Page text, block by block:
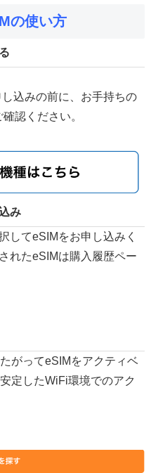
の使い方
込みの前に、お手持ちの
認ください。
み
してeSIMをお申し込みく
れたeSIMは購入履歴ペー
がってeSIMをアクティベ
定したWiFi環境でのアク